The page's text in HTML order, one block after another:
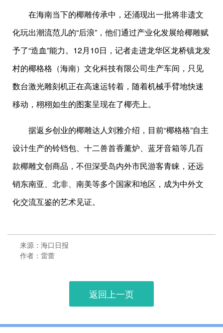
在海南当下的椰雕传承中，还涌现出一批将非遗文
化玩出潮流范儿的“后浪”，他们通过产业化发展给椰雕赋
予了“造血”能力。12月10日，记者走进龙华区龙桥镇龙发
村的椰格格（海南）文化科技有限公司生产车间，只见
数台激光雕刻机正在高速运转着，随着机械手臂地快速
移动，栩栩如生的图案呈现在了椰壳上。
据返乡创业的椰雕达人刘雅介绍，目前“椰格格”自主
设计生产的铃铛包、十二兽首香薰炉、蓝牙音箱等几百
款椰雕文创商品，不但深受岛内外市民游客青睐，还远
销东南亚、北非、南美等多个国家和地区，成为中外文
化交流互鉴的艺术见证。
来源：海口日报
作者：雷蕾
返回上一页